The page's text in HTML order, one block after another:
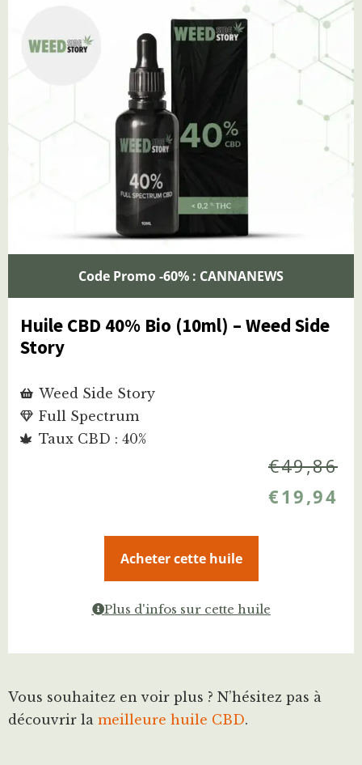
Code Promo -60% : CANNANEWS
Huile CBD 40% Bio (10ml) – Weed Side
Story
Weed Side Story
Full Spectrum
Taux CBD : 40%
€49,86
€19,94
Acheter cette huile
Plus d'infos sur cette huile
Vous souhaitez en voir plus ? N’hésitez pas à
découvrir la meilleure huile CBD.